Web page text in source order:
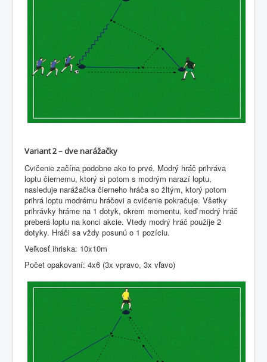
Variant 2 – dve narážačky
Cvičenie začína podobne ako to prvé. Modrý hráč prihráva
loptu čiernemu, ktorý si potom s modrým narazí loptu,
nasleduje narážačka čierneho hráča so žltým, ktorý potom
prihrá loptu modrému hráčovi a cvičenie pokračuje. Všetky
prihrávky hráme na 1 dotyk, okrem momentu, keď modrý hráč
preberá loptu na konci akcie. Vtedy modrý hráč použije 2
dotyky. Hráči sa vždy posunú o 1 pozíciu.
Veľkosť ihriska: 10x10m
Počet opakovaní: 4x6 (3x vpravo, 3x vľavo)